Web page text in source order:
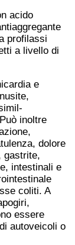
acido
profilassi
a livello di
e
inoltre
dolore
gastrite,
intestinali e
coliti. A
essere
autoveicoli o